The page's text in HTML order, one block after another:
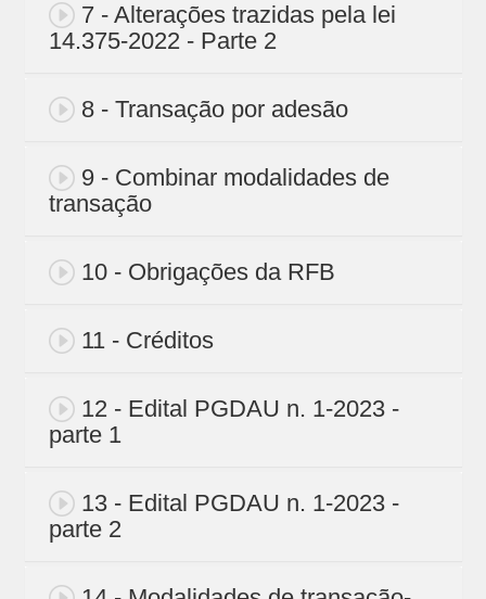
7 - Alterações trazidas pela lei
14.375-2022 - Parte 2
8 - Transação por adesão
9 - Combinar modalidades de
transação
10 - Obrigações da RFB
11 - Créditos
12 - Edital PGDAU n. 1-2023 -
parte 1
13 - Edital PGDAU n. 1-2023 -
parte 2